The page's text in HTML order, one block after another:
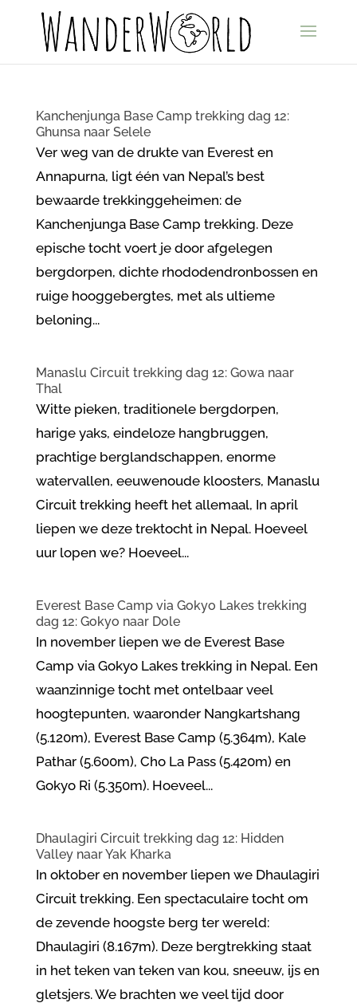
Kanchenjunga Base Camp trekking dag 12:
Ghunsa naar Selele
Ver weg van de drukte van Everest en
Annapurna, ligt één van Nepal’s best
bewaarde trekkinggeheimen: de
Kanchenjunga Base Camp trekking. Deze
epische tocht voert je door afgelegen
bergdorpen, dichte rhododendronbossen en
ruige hooggebergtes, met als ultieme
beloning...
Manaslu Circuit trekking dag 12: Gowa naar
Thal
Witte pieken, traditionele bergdorpen,
harige yaks, eindeloze hangbruggen,
prachtige berglandschappen, enorme
watervallen, eeuwenoude kloosters, Manaslu
Circuit trekking heeft het allemaal, In april
liepen we deze trektocht in Nepal. Hoeveel
uur lopen we? Hoeveel...
Everest Base Camp via Gokyo Lakes trekking
dag 12: Gokyo naar Dole
In november liepen we de Everest Base
Camp via Gokyo Lakes trekking in Nepal. Een
waanzinnige tocht met ontelbaar veel
hoogtepunten, waaronder Nangkartshang
(5.120m), Everest Base Camp (5.364m), Kale
Pathar (5.600m), Cho La Pass (5.420m) en
Gokyo Ri (5.350m). Hoeveel...
Dhaulagiri Circuit trekking dag 12: Hidden
Valley naar Yak Kharka
In oktober en november liepen we Dhaulagiri
Circuit trekking. Een spectaculaire tocht om
de zevende hoogste berg ter wereld:
Dhaulagiri (8.167m). Deze bergtrekking staat
in het teken van teken van kou, sneeuw, ijs en
gletsjers. We brachten we veel tijd door